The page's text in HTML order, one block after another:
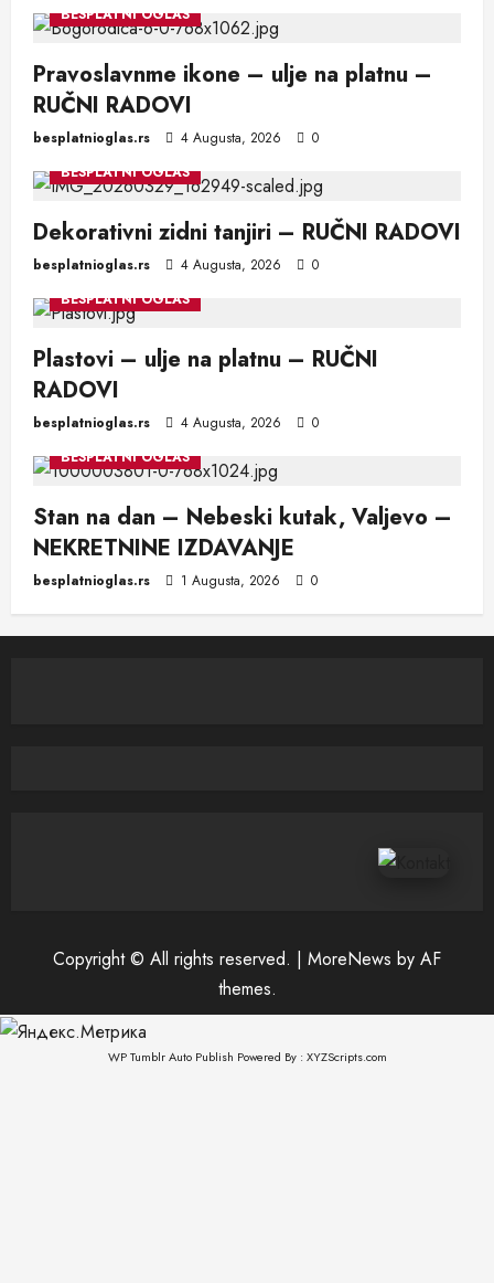
BESPLATNI OGLAS
Pravoslavnme ikone – ulje na platnu –
RUČNI RADOVI
besplatnioglas.rs 4 Augusta, 2026
0
BESPLATNI OGLAS
Dekorativni zidni tanjiri – RUČNI RADOVI
besplatnioglas.rs 4 Augusta, 2026
0
BESPLATNI OGLAS
Plastovi – ulje na platnu – RUČNI
RADOVI
besplatnioglas.rs 4 Augusta, 2026
0
BESPLATNI OGLAS
Stan na dan – Nebeski kutak, Valjevo –
NEKRETNINE IZDAVANJE
besplatnioglas.rs 1 Augusta, 2026 0
Copyright © All rights reserved. | MoreNews by AF
themes.
WP Tumblr Auto Publish Powered By : XYZScripts.com